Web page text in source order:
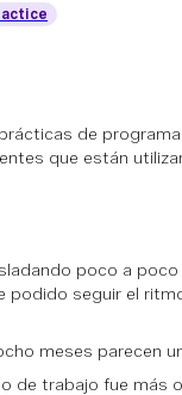
de
que están
poco a poco
podido seguir el
meses parecen
de trabajo fue más